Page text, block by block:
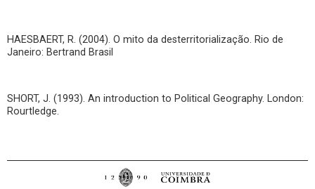
HAESBAERT, R. (2004). O mito da desterritorialização. Rio de
Janeiro: Bertrand Brasil
SHORT, J. (1993). An introduction to Political Geography. London:
Rourtledge.